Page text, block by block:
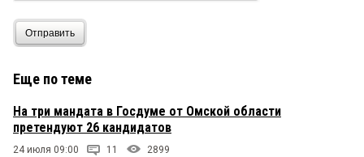
Отправить
Еще по теме
На три мандата в Госдуме от Омской области
претендуют 26 кандидатов
24 июля 09:00 11 2899